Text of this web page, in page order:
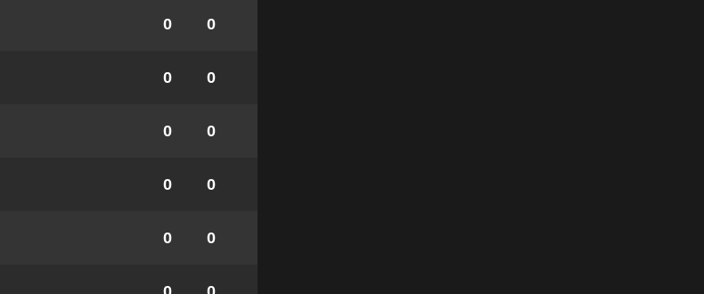
0 0
0 0
0 0
0 0
0 0